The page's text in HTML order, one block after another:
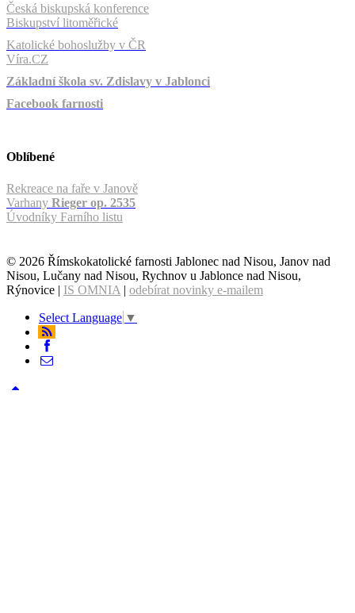
Česká biskupská konference
Biskupství litoměřické
Katolické bohoslužby v ČR
Víra.CZ
Základní škola sv. Zdislavy v Jablonci
Facebook farnosti
Oblíbené
Rekreace na faře v Janově
Varhany Rieger op. 2535
Úvodníky Farního listu
© 2026 Římskokatolické farnosti Jablonec nad Nisou, Janov nad
Nisou, Lučany nad Nisou, Rychnov u Jablonce nad Nisou,
Rýnovice | IS OMNIA | odebírat novinky e-mailem
Select Language ▼